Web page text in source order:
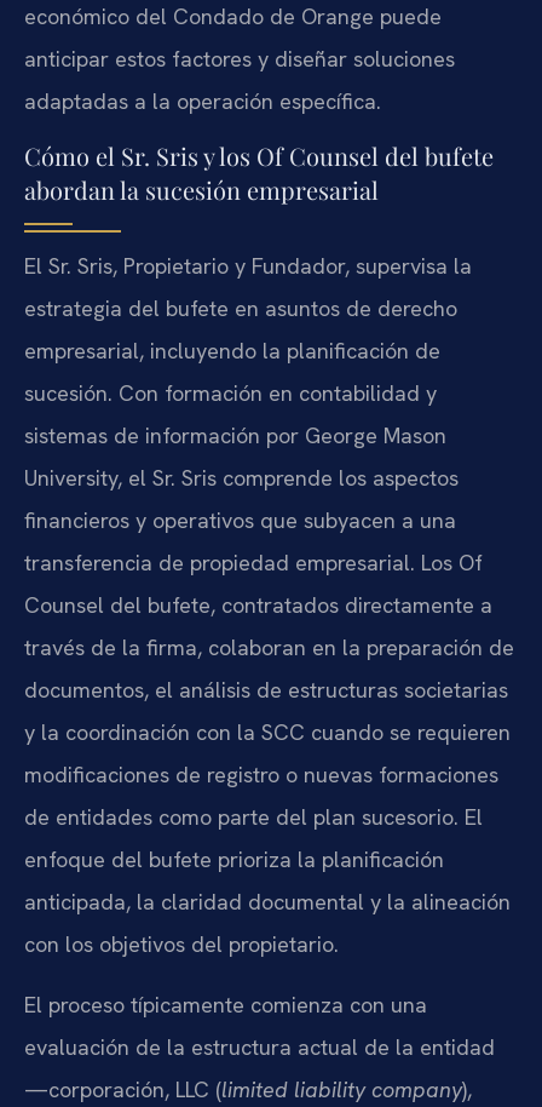
económico del Condado de Orange puede
anticipar estos factores y diseñar soluciones
adaptadas a la operación específica.
Cómo el Sr. Sris y los Of Counsel del bufete
abordan la sucesión empresarial
El Sr. Sris, Propietario y Fundador, supervisa la
estrategia del bufete en asuntos de derecho
empresarial, incluyendo la planificación de
sucesión. Con formación en contabilidad y
sistemas de información por George Mason
University, el Sr. Sris comprende los aspectos
financieros y operativos que subyacen a una
transferencia de propiedad empresarial. Los Of
Counsel del bufete, contratados directamente a
través de la firma, colaboran en la preparación de
documentos, el análisis de estructuras societarias
y la coordinación con la SCC cuando se requieren
modificaciones de registro o nuevas formaciones
de entidades como parte del plan sucesorio. El
enfoque del bufete prioriza la planificación
anticipada, la claridad documental y la alineación
con los objetivos del propietario.
El proceso típicamente comienza con una
evaluación de la estructura actual de la entidad
—corporación, LLC (limited liability company),